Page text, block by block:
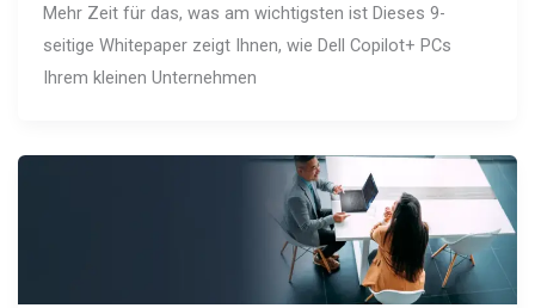
Mehr Zeit für das, was am wichtigsten ist Dieses 9-
seitige Whitepaper zeigt Ihnen, wie Dell Copilot+ PCs
Ihrem kleinen Unternehmen